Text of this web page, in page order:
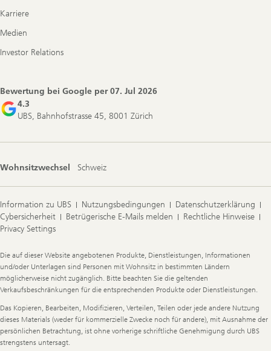
Karriere
Medien
Investor Relations
Bewertung bei Google per07. Jul 2026
4.3
UBS, Bahnhofstrasse 45, 8001 Zürich
Wohnsitzwechsel Schweiz
Information zu UBS Nutzungsbedingungen
Datenschutzerklärung
Cybersicherheit
Betrügerische E-Mails melden
Rechtliche Hinweise
Privacy Settings
Legal
Information
Die auf dieser Website angebotenen Produkte, Dienstleistungen, Informationen
und/oder Unterlagen sind Personen mit Wohnsitz in bestimmten Ländern
möglicherweise nicht zugänglich. Bitte beachten Sie die geltenden
Verkaufsbeschränkungen für die entsprechenden Produkte oder Dienstleistungen.
Das Kopieren, Bearbeiten, Modifizieren, Verteilen, Teilen oder jede andere Nutzung
dieses Materials (weder für kommerzielle Zwecke noch für andere), mit Ausnahme der
persönlichen Betrachtung, ist ohne vorherige schriftliche Genehmigung durch UBS
strengstens untersagt.